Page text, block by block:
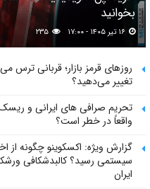
بخوانید
روزهای قرمز بازار؛ قربانی ترس
تغییر می‌دهید؟
تحریم صرافی های ایرانی و
واقعاً در خطر است؟
گزارش ویژه: اکسکوینو چگونه از
سیستمی رسید؟ کالبدشکافی
ایران